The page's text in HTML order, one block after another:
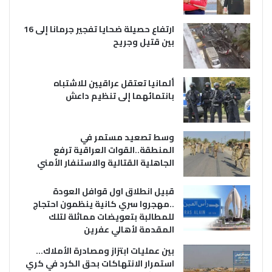
ارتفاع حصيلة ضحايا تفجير جرمانا إلى 16
بين قتيل وجريح
ألمانيا تعتقل عراقيين للاشتباه
بانتمائهما إلى تنظيم داعش
وسط تصعيد مستمر في
المنطقة..القوات العراقية ترفع
الجاهلية القتالية والاستنفار الأمني
قبيل انطلاق اول قوافل العودة
..مهجروا سري كانية ينظمون احتجاج
للمطالبة بتعويضات مماثلة لتلك
المقدمة لأهالي عفرين
بين عمليات ابتزاز ومصادرة الأملاك…
استمرار الانتهاكات بحق الكرد في كري